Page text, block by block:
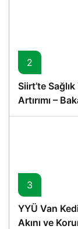
2
Siirt’te
Artırımı –
3
YYÜ Van
Akını ve